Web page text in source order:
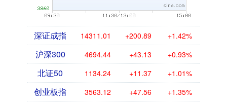
深证成指 14311.01 +200.89 +1.42%
沪深300 4694.44 +43.13 +0.93%
北证50 1134.24 +11.37 +1.01%
创业板指 3563.12 +47.56 +1.35%